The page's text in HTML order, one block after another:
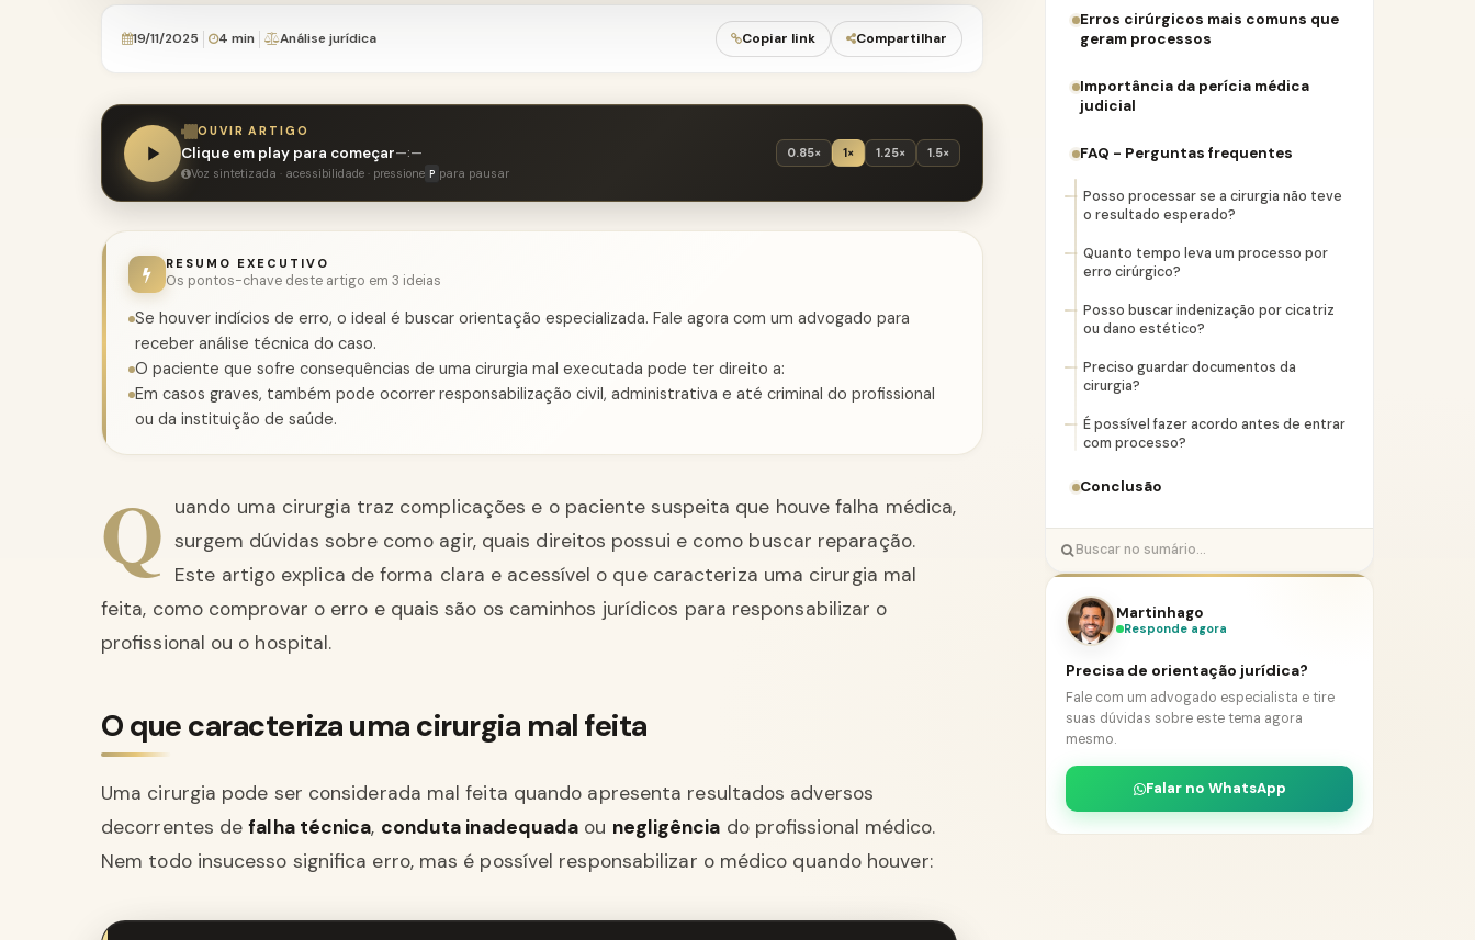
19/11/2025 4 min Análise jurídica Copiar link Compartilhar
OUVIR ARTIGO
Clique em play para começar—:— 0.85× 1× 1.25× 1.5×
Voz sintetizada · acessibilidade · pressione P para pausar
RESUMO EXECUTIVO
Os pontos-chave deste artigo em 3 ideias
Se houver indícios de erro, o ideal é buscar orientação especializada. Fale agora com um advogado para
receber análise técnica do caso.
O paciente que sofre consequências de uma cirurgia mal executada pode ter direito a:
Em casos graves, também pode ocorrer responsabilização civil, administrativa e até criminal do profissional
ou da instituição de saúde.
Q uando uma cirurgia traz complicações e o paciente suspeita que houve falha médica,
surgem dúvidas sobre como agir, quais direitos possui e como buscar reparação.
Este artigo explica de forma clara e acessível o que caracteriza uma cirurgia mal
feita, como comprovar o erro e quais são os caminhos jurídicos para responsabilizar o
profissional ou o hospital.
O que caracteriza uma cirurgia mal feita
Uma cirurgia pode ser considerada mal feita quando apresenta resultados adversos
decorrentes defalha técnica, conduta inadequada ou negligência do profissional médico.
Nem todo insucesso significa erro, mas é possível responsabilizar o médico quando houver:
Erros cirúrgicos mais comuns que
geram processos
Importância da perícia médica
judicial
FAQ - Perguntas frequentes
Posso processar se a cirurgia não teve
o resultado esperado?
Quanto tempo leva um processo por
erro cirúrgico?
Posso buscar indenização por cicatriz
ou dano estético?
Preciso guardar documentos da
cirurgia?
É possível fazer acordo antes de entrar
com processo?
Conclusão
Martinhago
Responde agora
Precisa de orientação jurídica?
Fale com um advogado especialista e tire
suas dúvidas sobre este tema agora
mesmo.
Falar no WhatsApp